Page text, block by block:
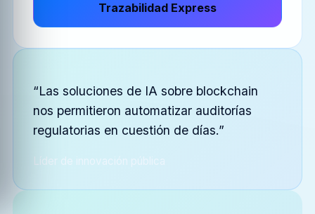
Trazabilidad Express
“Las soluciones de IA sobre blockchain
nos permitieron automatizar auditorías
regulatorias en cuestión de días.”
Líder de innovación pública